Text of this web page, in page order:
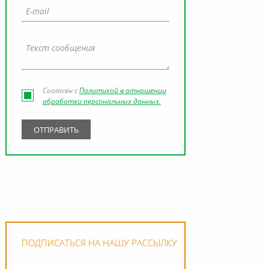
Согласен сПолитикой в отношении
обработки персональных данных.
ПОДПИСАТЬСЯ НА НАШУ РАССЫЛКУ